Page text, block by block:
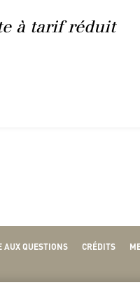
à tarif réduit
AUX QUESTIONS CRÉDITS